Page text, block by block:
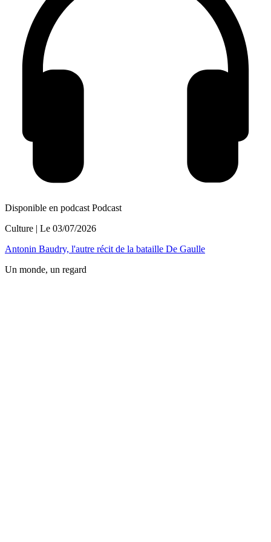
Disponible en podcast Podcast
Culture | Le 03/07/2026
Antonin Baudry, l'autre récit de la bataille De Gaulle
Un monde, un regard